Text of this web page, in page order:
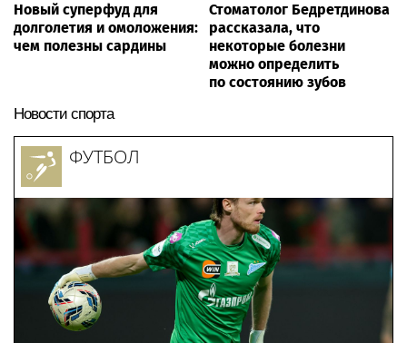
Новый суперфуд для
долголетия и омоложения:
чем полезны сардины
Стоматолог Бедретдинова
рассказала, что
некоторые болезни
можно определить
по состоянию зубов
Новости спорта
ФУТБОЛ